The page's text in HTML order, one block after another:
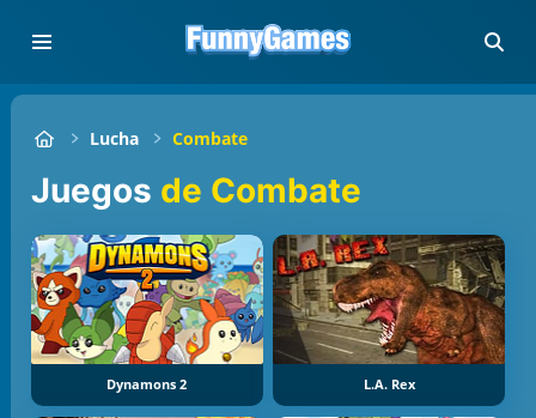
Lucha Combate
Juegos de Combate
Dynamons 2 L.A. Rex